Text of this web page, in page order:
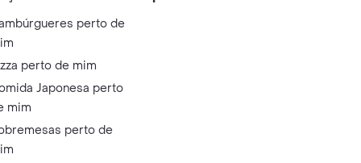
perto de
perto de mim
Japonesa perto
mim
perto de